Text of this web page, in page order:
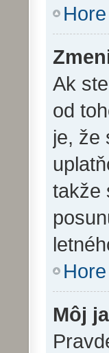
Hore
Ak
od
je, že
takže
Hore
Môj